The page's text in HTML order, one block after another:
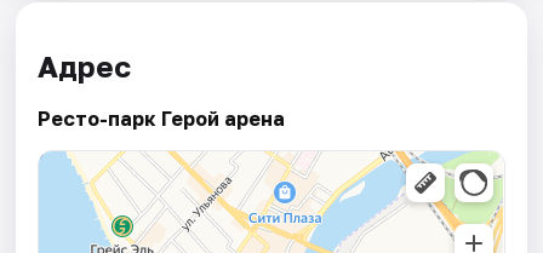
Адрес
Ресто-парк Герой арена